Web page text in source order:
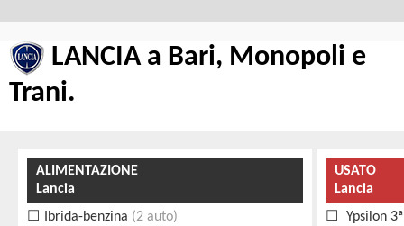
LANCIA a Bari, Monopoli e
Trani.
ALIMENTAZIONE
Lancia
Ibrida-benzina (2 auto)
USATO
Lancia
Ypsilon